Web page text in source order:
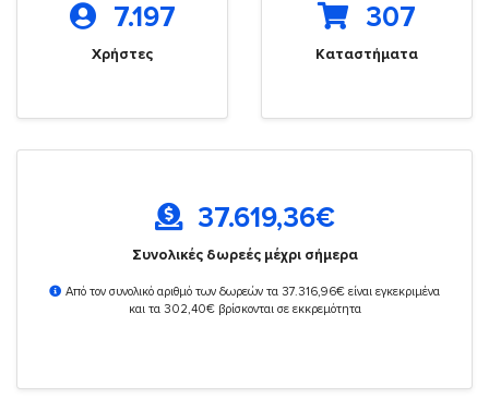
7.197
Χρήστες
307
Καταστήματα
37.619,36€
Συνολικές δωρεές μέχρι σήμερα
Από τον συνολικό αριθμό των δωρεών τα 37.316,96€ είναι εγκεκριμένα
και τα 302,40€ βρίσκονται σε εκκρεμότητα